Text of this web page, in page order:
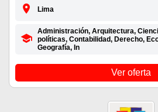
Lima
Administración, Arquitectura,
políticas, Contabilidad, Derecho,
Geografía, In
Ver oferta